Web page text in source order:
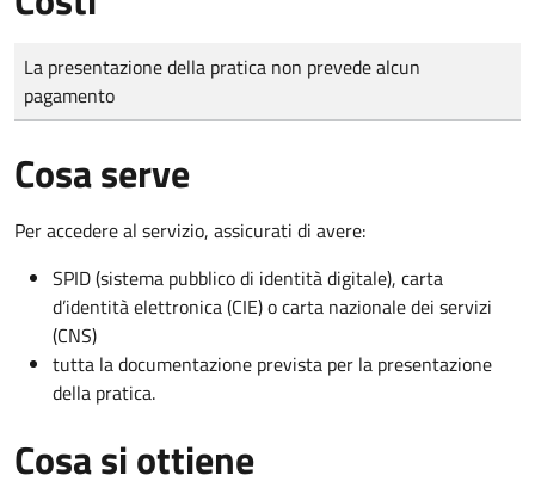
Tipo di pagamento
Importo
La presentazione della pratica non prevede alcun
pagamento
Cosa serve
Per accedere al servizio, assicurati di avere:
SPID (sistema pubblico di identità digitale), carta
d’identità elettronica (CIE) o carta nazionale dei servizi
(CNS)
tutta la documentazione prevista per la presentazione
della pratica.
Cosa si ottiene